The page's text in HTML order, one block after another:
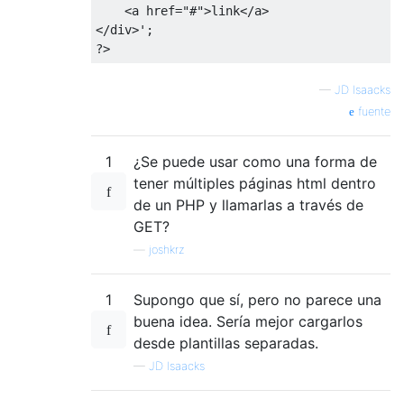
    <a href="#">link</a>
</div>' ;
?>
— JD Isaacks
fuente
1
¿Se puede usar como una forma de
tener múltiples páginas html dentro
de un PHP y llamarlas a través de
GET?
joshkrz
1
Supongo que sí, pero no parece una
buena idea. Sería mejor cargarlos
desde plantillas separadas.
— JD Isaacks